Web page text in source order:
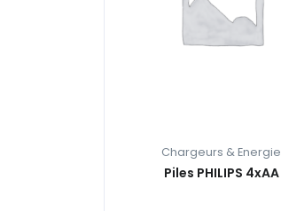
Chargeurs & Energie
Piles PHILIPS 4xAA